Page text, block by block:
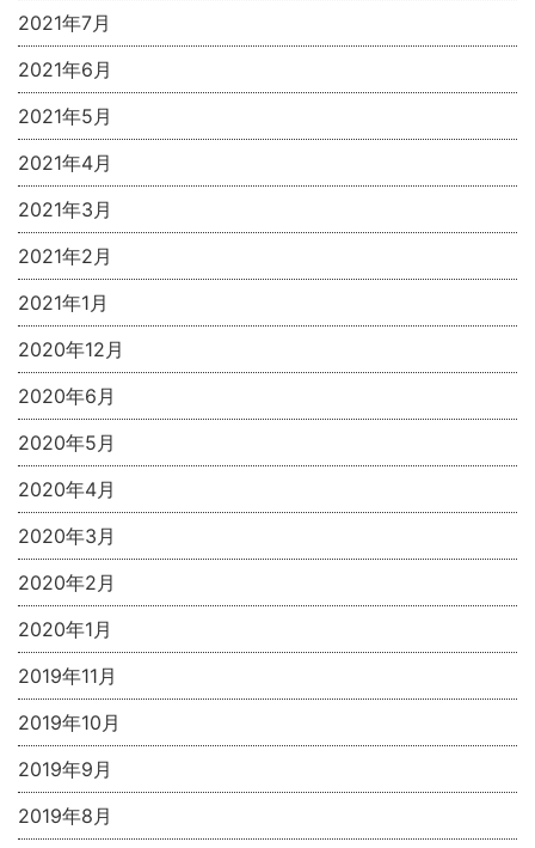
2021年7月
2021年6月
2021年5月
2021年4月
2021年3月
2021年2月
2021年1月
2020年12月
2020年6月
2020年5月
2020年4月
2020年3月
2020年2月
2020年1月
2019年11月
2019年10月
2019年9月
2019年8月